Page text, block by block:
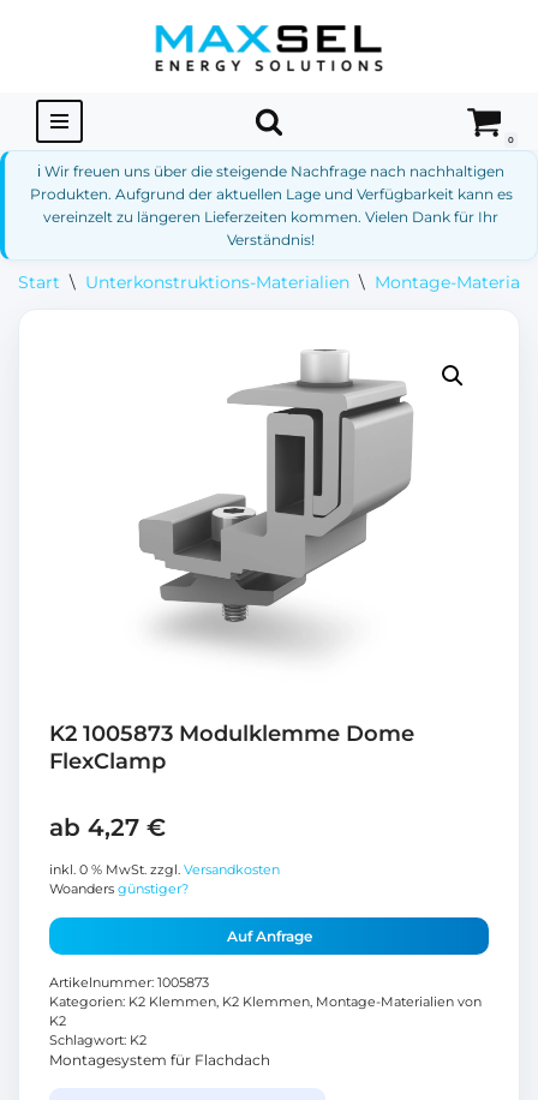
springen
0
ℹ️ Wir freuen uns über die steigende Nachfrage nach nachhaltigen
Produkten. Aufgrund der aktuellen Lage und Verfügbarkeit kann es
vereinzelt zu längeren Lieferzeiten kommen. Vielen Dank für Ihr
Verständnis!
Start \ Unterkonstruktions-Materialien \ Montage-
K2 1005873 Modulklemme Dome
FlexClamp
ab 4,27 €
inkl. 0 % MwSt. zzgl. Versandkosten
Woanders günstiger?
Auf Anfrage
Artikelnummer: 1005873
Kategorien: K2 Klemmen, K2 Klemmen, Montage-Materialien von
K2
Schlagwort: K2
Montagesystem für Flachdach